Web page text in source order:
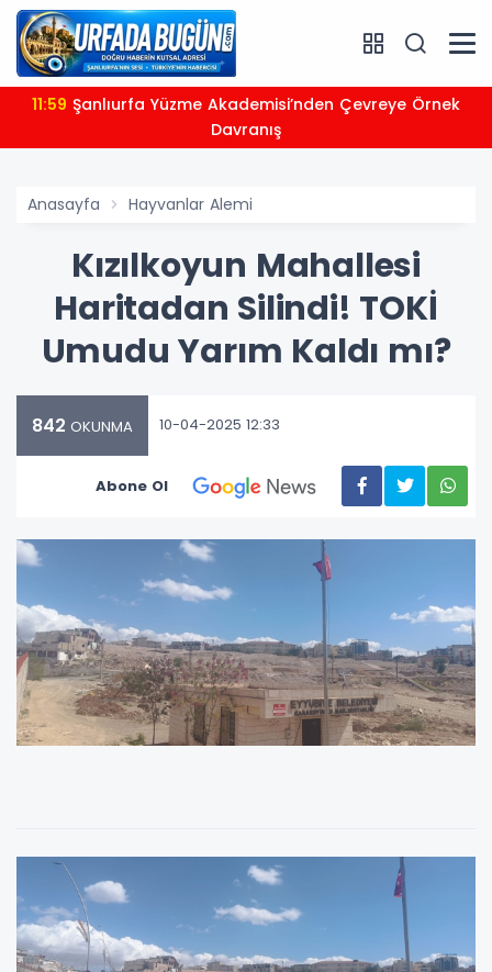
11:59
Davranış
Anasayfa Hayvanlar Alemi
Kızılkoyun Mahallesi
Haritadan Silindi! TOKİ
Umudu Yarım Kaldı mı?
842 OKUNMA 10-04-2025 12:33
Abone Ol